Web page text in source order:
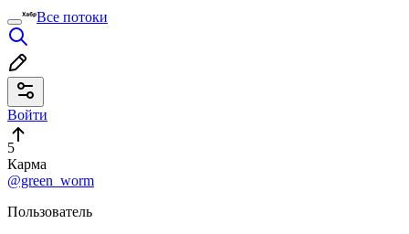
Все потоки
Войти
5
Карма
@green_worm
Пользователь